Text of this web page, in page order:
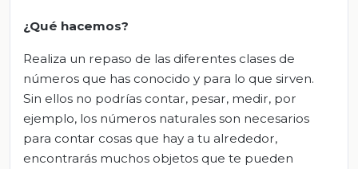
¿Qué hacemos?
Realiza un repaso de las diferentes clases de
números que has conocido y para lo que sirven.
Sin ellos no podrías contar, pesar, medir, por
ejemplo, los números naturales son necesarios
para contar cosas que hay a tu alrededor,
encontrarás muchos objetos que te pueden